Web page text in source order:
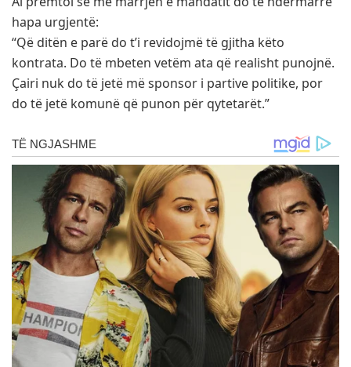
hapa urgjentë:
“Që ditën e parë do t’i revidojmë të gjitha këto
kontrata. Do të mbeten vetëm ata që realisht punojnë.
Çairi nuk do të jetë më sponsor i partive politike, por
do të jetë komunë që punon për qytetarët.”